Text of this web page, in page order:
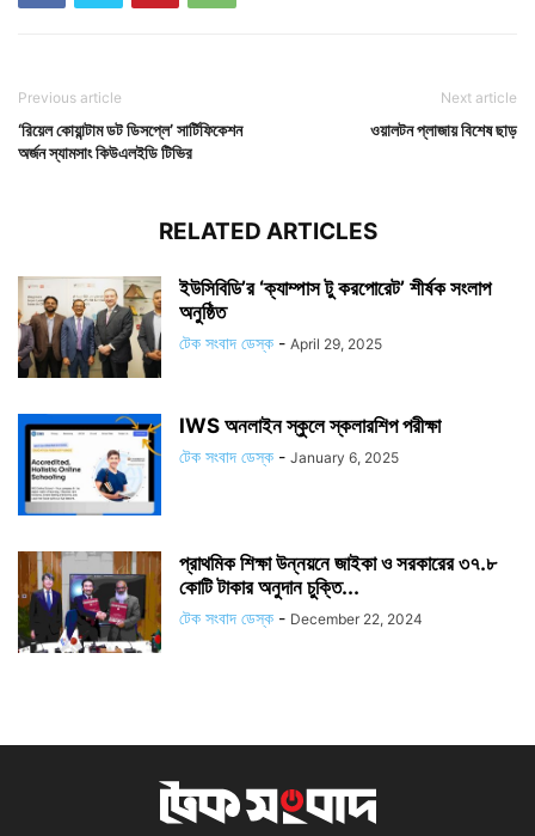
Previous article
‘রিয়েল কোয়ান্টাম ডট ডিসপ্লে’ সার্টিফিকেশন
অর্জন স্যামসাং কিউএলইডি টিভির
Next article
ওয়ালটন প্লাজায় বিশেষ ছাড়
RELATED ARTICLES
ইউসিবিডি’র ‘ক্যাম্পাস টু করপোরেট’ শীর্ষক সংলাপ
অনুষ্ঠিত
টেক সংবাদ ডেস্ক - April 29, 2025
IWS অনলাইন স্কুলে স্কলারশিপ পরীক্ষা
টেক সংবাদ ডেস্ক - January 6, 2025
প্রাথমিক শিক্ষা উন্নয়নে জাইকা ও সরকারের ৩৭.৮
কোটি টাকার অনুদান চুক্তি...
টেক সংবাদ ডেস্ক - December 22, 2024